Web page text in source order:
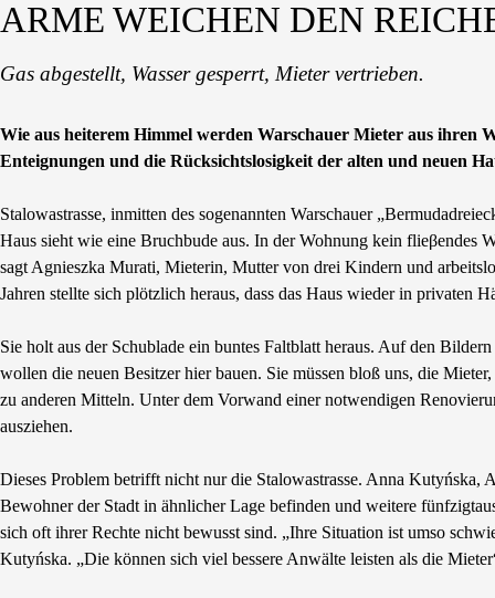
ARME WEICHEN DEN
Gas abgestellt, Wasser gesperrt, Mieter vertrieben.
Wie aus heiterem Himmel werden Warschauer Mieter aus ihren
Enteignungen und die Rücksichtslosigkeit der alten und neuen
Stalowastrasse, inmitten des sogenannten Warschauer
Haus sieht wie eine Bruchbude aus. In der Wohnung kein flieβendes
sagt Agnieszka Murati, Mieterin, Mutter von drei Kindern und
Jahren stellte sich plötzlich heraus, dass das Haus wieder in privaten
Sie holt aus der Schublade ein buntes Faltblatt heraus. Auf den
wollen die neuen Besitzer hier bauen. Sie müssen bloß uns, die
zu anderen Mitteln. Unter dem Vorwand einer notwendigen
ausziehen.
Dieses Problem betrifft nicht nur die Stalowastrasse. Anna Kutyńska,
Bewohner der Stadt in ähnlicher Lage befinden und weitere
sich oft ihrer Rechte nicht bewusst sind. „Ihre Situation ist umso
Kutyńska. „Die können sich viel bessere Anwälte leisten als die